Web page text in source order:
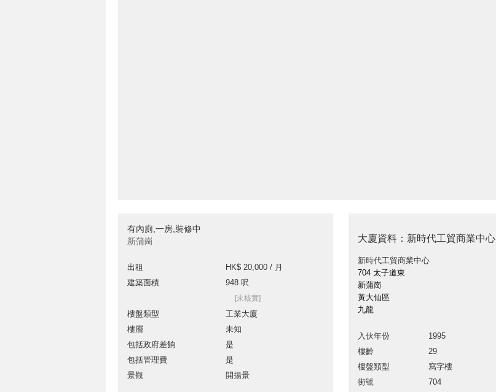
有內廁,一房,裝修中
新蒲崗
出租
HK$ 20,000 / 月
建築面積
948 呎
[未核實]
樓盤類型
工業大廈
樓層
未知
包括政府差餉
是
包括管理費
是
景觀
開揚景
大廈資料：新時代工貿商業中心
新時代工貿商業中心
704 太子道東
新蒲崗
黃大仙區
九龍
入伙年份
1995
樓齡
29
樓盤類型
寫字樓
街號
704